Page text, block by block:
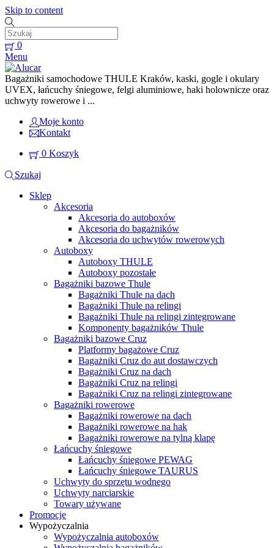
Skip to content
0
Menu
Bagażniki samochodowe THULE Kraków, kaski, gogle i okulary
UVEX, łańcuchy śniegowe, felgi aluminiowe, haki holownicze oraz
uchwyty rowerowe i ...
Moje konto
Kontakt
0 Koszyk
Szukaj
Sklep
Akcesoria
Akcesoria do autoboxów
Akcesoria do bagażników
Akcesoria do uchwytów rowerowych
Autoboxy
Autoboxy THULE
Autoboxy pozostałe
Bagażniki bazowe Thule
Bagażniki Thule na dach
Bagażniki Thule na relingi
Bagażniki Thule na relingi zintegrowane
Komponenty bagażników Thule
Bagażniki bazowe Cruz
Platformy bagażowe Cruz
Bagażniki Cruz do aut dostawczych
Bagażniki Cruz na dach
Bagażniki Cruz na relingi
Bagażniki Cruz na relingi zintegrowane
Bagażniki rowerowe
Bagażniki rowerowe na dach
Bagażniki rowerowe na hak
Bagażniki rowerowe na tylną klapę
Łańcuchy śniegowe
Łańcuchy śniegowe PEWAG
Łańcuchy śniegowe TAURUS
Uchwyty do sprzętu wodnego
Uchwyty narciarskie
Towary używane
Promocje
Wypożyczalnia
Wypożyczalnia autoboxów